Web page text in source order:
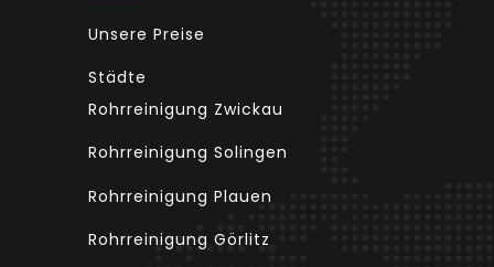
Unsere Preise
Städte
Rohrreinigung Zwickau
Rohrreinigung Solingen
Rohrreinigung Plauen
Rohrreinigung Görlitz